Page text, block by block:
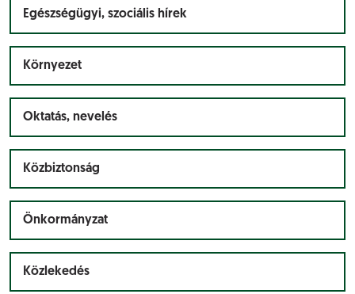
Egészségügyi, szociális hírek
Környezet
Oktatás, nevelés
Közbiztonság
Önkormányzat
Közlekedés